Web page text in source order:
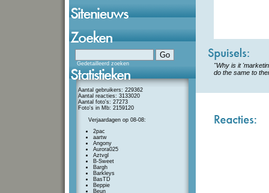
Gedetailleerd zoeken
Aantal gebruikers: 229362
Aantal reacties: 3133020
Aantal foto's: 27273
Foto's in Mb: 2159120
Verjaardagen op 08-08:
2pac
aartw
Angony
Aurora025
Aztvgl
B-Sweet
Bargh
Barkleys
BasTD
Beppie
Beun
"Why is it
do the same to